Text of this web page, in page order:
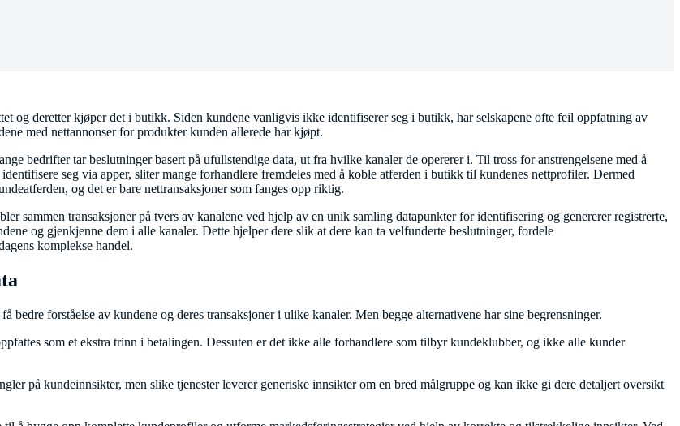
og deretter kjøper det i butikk. Siden kundene vanligvis ikke identifiserer seg i butikk, har selskapene ofte feil oppfatning av
med nettannonser for produkter kunden allerede har kjøpt.
bedrifter tar beslutninger basert på ufullstendige data, ut fra hvilke kanaler de opererer i. Til tross for anstrengelsene med å
seg via apper, sliter mange forhandlere fremdeles med å koble atferden i butikk til kundenes nettprofiler. Dermed
og det er bare nettransaksjoner som fanges opp riktig.
sammen transaksjoner på tvers av kanalene ved hjelp av en unik samling datapunkter for identifisering og genererer registrerte,
og gjenkjenne dem i alle kanaler. Dette hjelper dere slik at dere kan ta velfunderte beslutninger, fordele
komplekse handel.
bedre forståelse av kundene og deres transaksjoner i ulike kanaler. Men begge alternativene har sine begrensninger.
som et ekstra trinn i betalingen. Dessuten er det ikke alle forhandlere som tilbyr kundeklubber, og ikke alle kunder
på kundeinnsikter, men slike tjenester leverer generiske innsikter om en bred målgruppe og kan ikke gi dere detaljert oversikt